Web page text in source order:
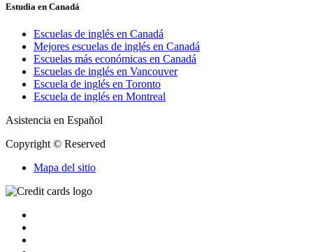
Estudia en Canadá
Escuelas de inglés en Canadá
Mejores escuelas de inglés en Canadá
Escuelas más económicas en Canadá
Escuelas de inglés en Vancouver
Escuela de inglés en Toronto
Escuela de inglés en Montreal
Asistencia en Español
Copyright © Reserved
Mapa del sitio